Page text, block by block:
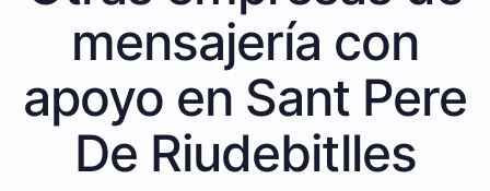
mensajería con
apoyo en Sant Pere
De Riudebitlles